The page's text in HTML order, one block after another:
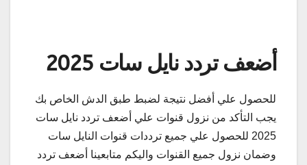
أضعف تردد نايل سات 2025
للحصول علي أفضل نتيجة لضبط طبق الدش الخاص بك
يجب التأكد من نزول قنوات علي أضعف تردد نايل سات
2025 للحصول علي جميع ترددات قنوات النايل سات
وضمان نزول جميع القنوات واليكم متابعينا أضعف تردد